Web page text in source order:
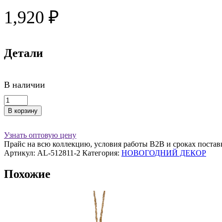
1,920 ₽
Детали
В наличии
Количество
товара
Подвес
см,
акрил,
красный
В корзину
Узнать оптовую цену
Прайс на всю коллекцию, условия работы В2В и сроках
Артикул: AL-512811-2 Категория: НОВОГОДНИЙ ДЕКОР
Похожие